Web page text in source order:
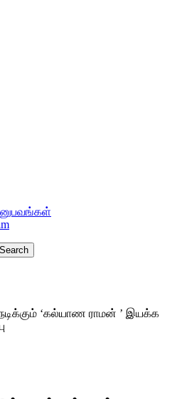
‘கல்யாண ராமன் ’ இயக்க